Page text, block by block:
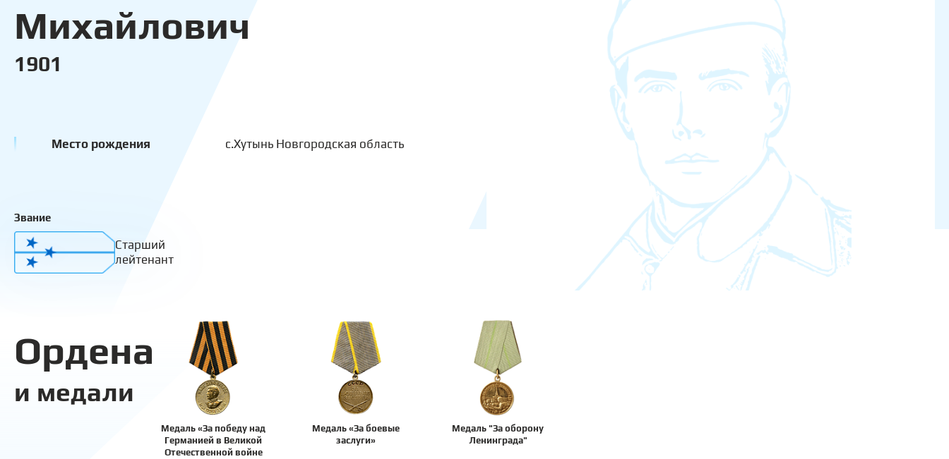
Михайлович
1901
Место рождения с.Хутынь Новгородская область
Звание
Старший
лейтенант
Ордена
и медали
Медаль «За победу над
Германией в Великой
Отечественной войне
Медаль «За боевые
заслуги»
Медаль "За оборону
Ленинграда"